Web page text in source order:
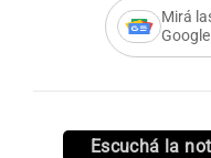
Mirá
Escuchá la